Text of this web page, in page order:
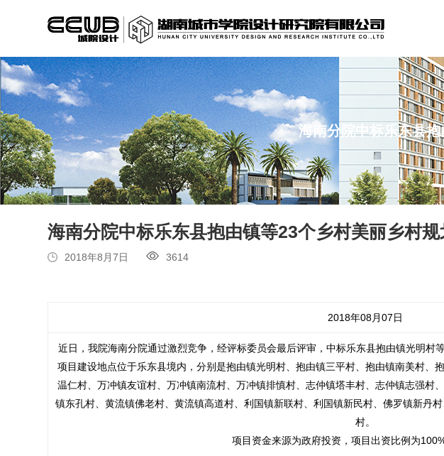
海南分院中标乐东县
海南分院中标乐东县抱由镇等23个乡村美丽乡村
2018年8月7日 3614
2018年08月07日
近日，我院海南分院通过激烈竞争，经评标委员会最后评审，中标乐东县抱由镇光明村
项目建设地点位于乐东县境内，分别是抱由镇光明村、抱由镇三平村、抱由镇南美村、
温仁村、万冲镇友谊村、万冲镇南流村、万冲镇排慎村、志仲镇塔丰村、志仲镇志强村
镇东孔村、黄流镇佛老村、黄流镇高道村、利国镇新联村、利国镇新民村、佛罗镇新丹
村。
项目资金来源为政府投资，项目出资比例为